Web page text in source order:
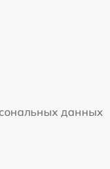
данных